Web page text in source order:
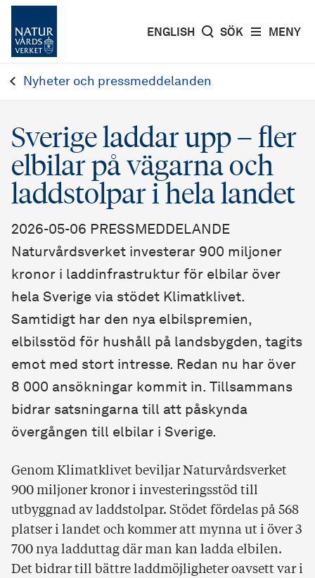
MENY
ENGLISH SÖK
Nyheter och pressmeddelanden
Sverige laddar upp – fler
elbilar på vägarna och
laddstolpar i hela landet
2026-05-06 PRESSMEDDELANDE
Naturvårdsverket investerar 900 miljoner
kronor i laddinfrastruktur för elbilar över
hela Sverige via stödet Klimatklivet.
Samtidigt har den nya elbilspremien,
elbilsstöd för hushåll på landsbygden, tagits
emot med stort intresse. Redan nu har över
8 000 ansökningar kommit in. Tillsammans
bidrar satsningarna till att påskynda
övergången till elbilar i Sverige.
Genom Klimatklivet beviljar Naturvårdsverket
900 miljoner kronor i investeringsstöd till
utbyggnad av laddstolpar. Stödet fördelas på 568
platser i landet och kommer att mynna ut i över 3
700 nya ladduttag där man kan ladda elbilen.
Det bidrar till bättre laddmöjligheter oavsett var i